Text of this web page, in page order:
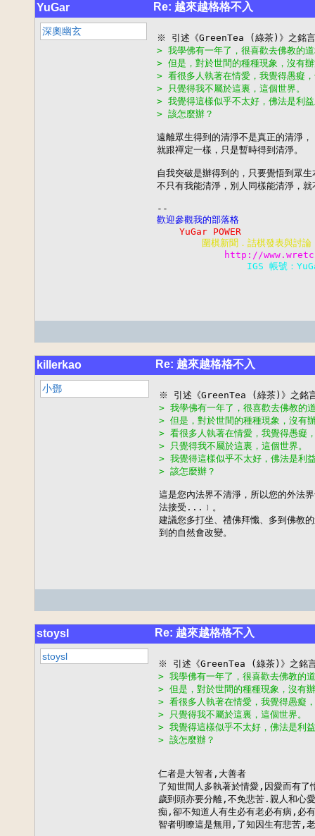
YuGar Re: 越來越格格不入
深奧幽玄
> 我學佛有一年了，很喜歡去佛教的
> 但是，對於世間的種種現象，沒有
> 看很多人執著在情愛，我覺得愚癡
> 只覺得我不屬於這裏，這個世界。
> 我覺得這樣似乎不太好，佛法是利
> 該怎麼辦？
遠離眾生得到的清淨不是真正的清淨，
就跟禪定一樣，只是暫時得到清淨。
自我突破是辦得到的，只要覺悟到眾生
不只有我能清淨，別人同樣能清淨，
歡迎參觀我的部落格
    YuGar POWER
圍棋新聞．詰棋發表與討論
http://
IGS 帳號：
killerkao Re: 越來越格格不入
小鄧
> 我學佛有一年了，很喜歡去佛教的
> 但是，對於世間的種種現象，沒有
> 看很多人執著在情愛，我覺得愚癡
> 只覺得我不屬於這裏，這個世界。
> 我覺得這樣似乎不太好，佛法是利
> 該怎麼辦？
這是您內法界不清淨，所以您的外法
法接受...﹞。
建議您多打坐、禮佛拜懺、多到佛教
到的自然會改變。
stoysl Re: 越來越格格不入
stoysl
> 我學佛有一年了，很喜歡去佛教的
> 但是，對於世間的種種現象，沒有
> 看很多人執著在情愛，我覺得愚癡
> 只覺得我不屬於這裏，這個世界。
> 我覺得這樣似乎不太好，佛法是利
> 該怎麼辦？
仁者是大智者,大善者
了知世間人多執著於情愛,因愛而有
歲到頭亦要分離,不免悲苦.親人和心
痴,卻不知道人有生必有老必有病,必
智者明瞭這是無用,了知因生有悲苦,